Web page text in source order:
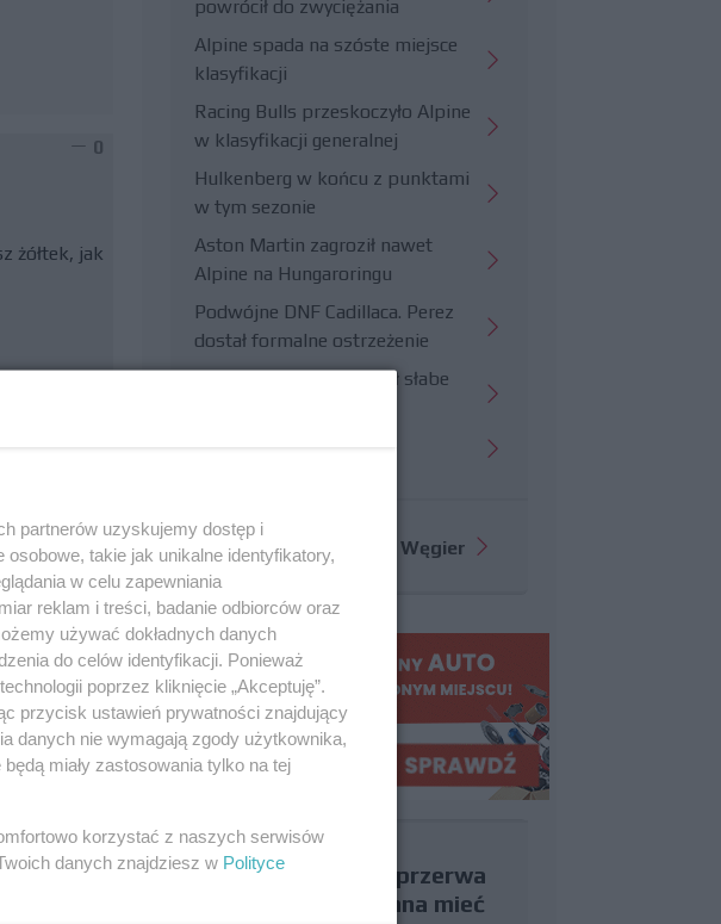
0
żółtek, jak
w
przez
że był
0
powrócił do zwyciężania
Alpine spada na szóste miejsce
klasyfikacji
Racing Bulls przeskoczyło Alpine
w klasyfikacji generalnej
Hulkenberg w końcu z punktami
w tym sezonie
Aston Martin zagroził nawet
Alpine na Hungaroringu
Podwójne DNF Cadillaca. Perez
dostał formalne ostrzeżenie
Hungaroring potwierdził słabe
Więcej informacji o GP Węgier
Czy uważasz, że przerwa
wakacyjna powinna mieć
partnerów uzyskujemy dostęp i
takie jak unikalne identyfikatory,
w celu zapewniania
reklam i treści, badanie odbiorców oraz
używać dokładnych danych
do celów identyfikacji. Ponieważ
poprzez kliknięcie „Akceptuję”.
przycisk ustawień prywatności znajdujący
danych nie wymagają zgody użytkownika,
miały zastosowania tylko na tej
korzystać z naszych serwisów
danych znajdziesz w Polityce